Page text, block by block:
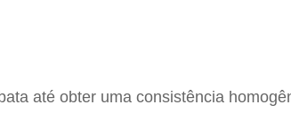
até obter uma consistência